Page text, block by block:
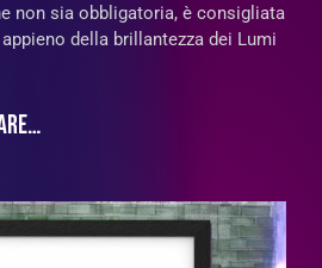
non sia obbligatoria, è consigliata
della brillantezza dei Lumi